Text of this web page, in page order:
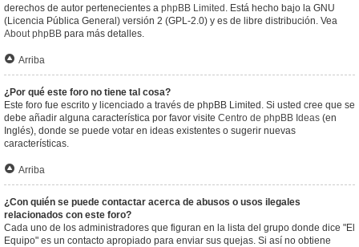
derechos de autor pertenecientes a phpBB Limited . Está hecho bajo la GNU
(Licencia Pública General) versión 2 (GPL-2.0) y es de libre distribución. Vea
About phpBB para más detalles.
Arriba
¿Por qué este foro no tiene tal cosa?
Este foro fue escrito y licenciado a través de phpBB Limited. Si usted cree que se
debe añadir alguna característica por favor visite Centro de phpBB Ideas (en
Inglés), donde se puede votar en ideas existentes o sugerir nuevas
características.
Arriba
¿Con quién se puede contactar acerca de abusos o usos ilegales
relacionados con este foro?
Cada uno de los administradores que figuran en la lista del grupo donde dice "El
Equipo" es un contacto apropiado para enviar sus quejas. Si así no obtiene